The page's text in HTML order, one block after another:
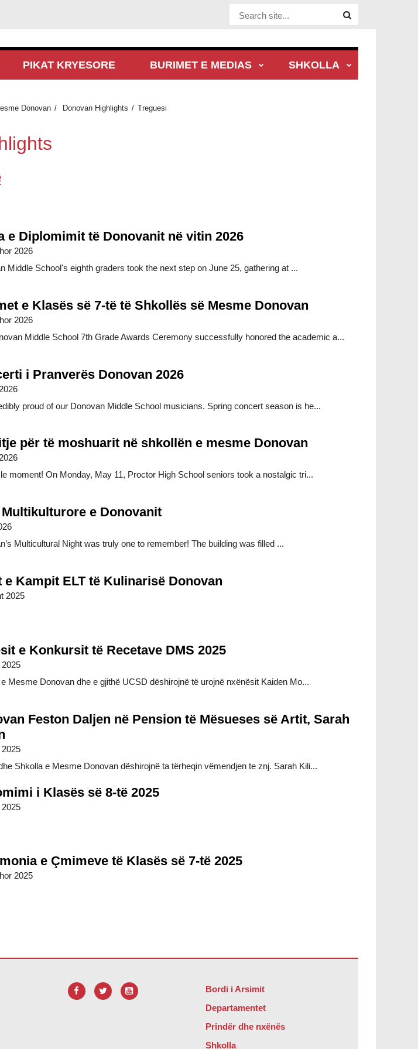
Website Site
PIKAT KRYESORE BURIMET E MEDIAS SHKOLLA
Donovan Donovan Highlights Treguesi
e Diplomimit të Donovanit në vitin 2026
2026
Middle School's eighth graders took the next step on June 25, gathering at ...
e Klasës së 7-të të Shkollës së Mesme Donovan
2026
Middle School 7th Grade Awards Ceremony successfully honored the academic a...
i Pranverës Donovan 2026
proud of our Donovan Middle School musicians. Spring concert season is he...
për të moshuarit në shkollën e mesme Donovan
moment! On Monday, May 11, Proctor High School seniors took a nostalgic tri...
Multikulturore e Donovanit
Multicultural Night was truly one to remember! The building was filled ...
e Kampit ELT të Kulinarisë Donovan
2025
e Konkursit të Recetave DMS 2025
Mesme Donovan dhe e gjithë UCSD dëshirojnë të urojnë nxënësit Kaiden Mo...
Feston Daljen në Pension të Mësueses së Artit, Sarah
Shkolla e Mesme Donovan dëshirojnë ta tërheqin vëmendjen te znj. Sarah Kili...
i Klasës së 8-të 2025
e Çmimeve të Klasës së 7-të 2025
2025
Bordi i Arsimit
Departamentet
Prindër dhe nxënës
Shkolla